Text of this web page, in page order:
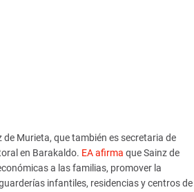
Murieta, que también es secretaria de
en Barakaldo. EA afirma que Sainz de
a las familias, promover la
infantiles, residencias y centros de